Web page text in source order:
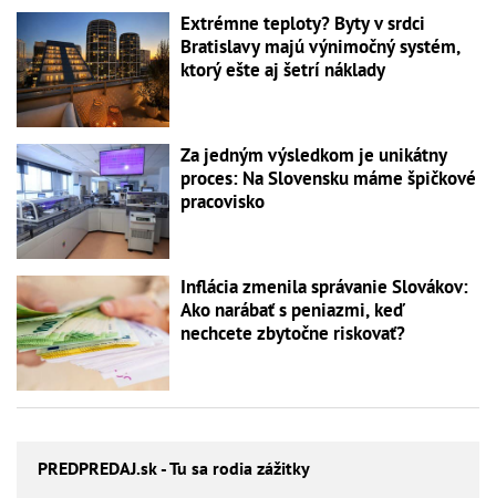
Extrémne teploty? Byty v srdci
Bratislavy majú výnimočný systém,
ktorý ešte aj šetrí náklady
Za jedným výsledkom je unikátny
proces: Na Slovensku máme špičkové
pracovisko
Inflácia zmenila správanie Slovákov:
Ako narábať s peniazmi, keď
nechcete zbytočne riskovať?
PREDPREDAJ.sk - Tu sa rodia zážitky